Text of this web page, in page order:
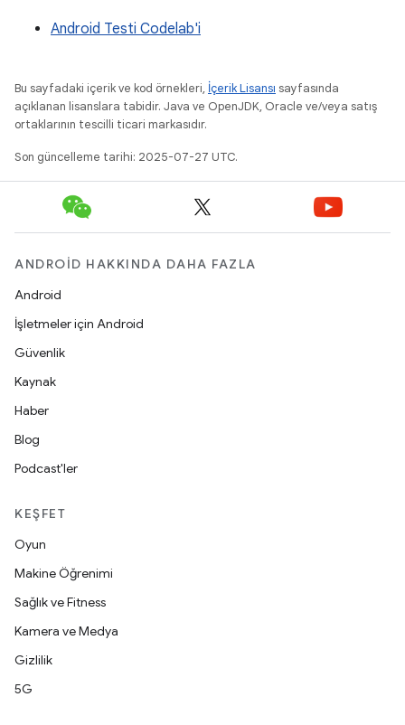
Android Testi Codelab'i
Bu sayfadaki içerik ve kod örnekleri, İçerik Lisansı sayfasında
açıklanan lisanslara tabidir. Java ve OpenJDK, Oracle ve/veya satış
ortaklarının tescilli ticari markasıdır.
Son güncelleme tarihi: 2025-07-27 UTC.
ANDROID HAKKINDA DAHA FAZLA
Android
İşletmeler için Android
Güvenlik
Kaynak
Haber
Blog
Podcast'ler
KEŞFET
Oyun
Makine Öğrenimi
Sağlık ve Fitness
Kamera ve Medya
Gizlilik
5G